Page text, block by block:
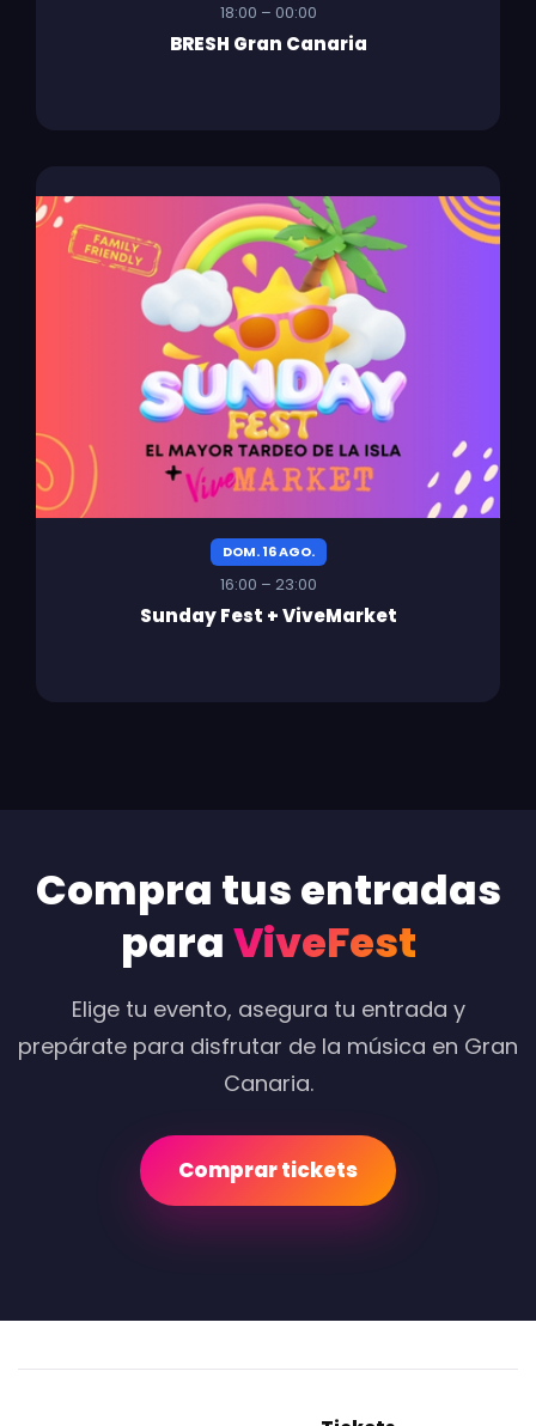
18:00 – 00:00
BRESH Gran Canaria
DOM. 16 AGO.
16:00 – 23:00
Sunday Fest + ViveMarket
Compra tus entradas
paraViveFest
Elige tu evento, asegura tu entrada y
prepárate para disfrutar de la música en Gran
Canaria.
Comprar tickets